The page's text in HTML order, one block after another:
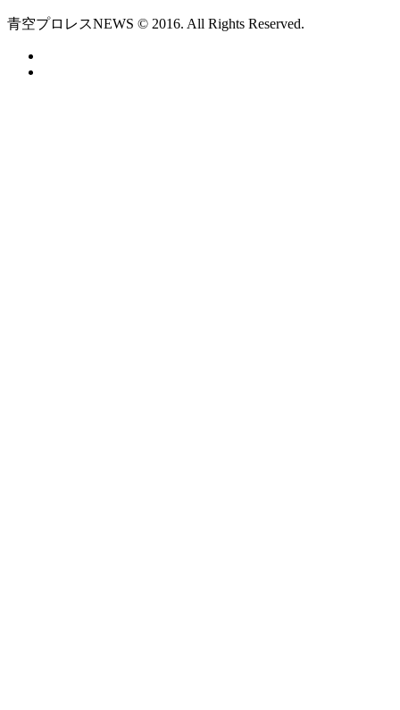
青空プロレスNEWS © 2016. All Rights Reserved.